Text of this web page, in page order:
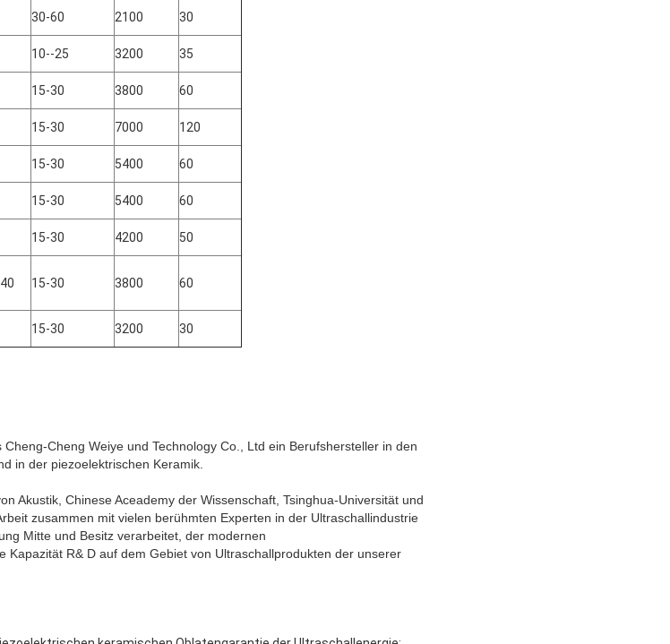
30-60 2100 30
10--25 3200 35
15-30 3800 60
15-30 7000 120
15-30 5400 60
15-30 5400 60
15-30 4200 50
15-30 3800 60
15-30 3200 30
Cheng Weiye und Technology Co., Ltd ein Berufshersteller in den
in der piezoelektrischen Keramik.
Akustik, Chinese Aceademy der Wissenschaft, Tsinghua-Universität und
zusammen mit vielen berühmten Experten in der Ultraschallindustrie
Mitte und Besitz verarbeitet, der modernen
Kapazität R& D auf dem Gebiet von Ultraschallprodukten der unserer